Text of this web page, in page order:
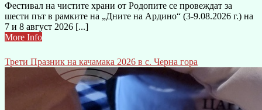
Фестивал на чистите храни от Родопите се провеждат за
шести път в рамките на „Дните на Ардино“ (3-9.08.2026 г.) на
7 и 8 август 2026 [...]
More Info
Трети Празник на качамака 2026 в с. Черна гора